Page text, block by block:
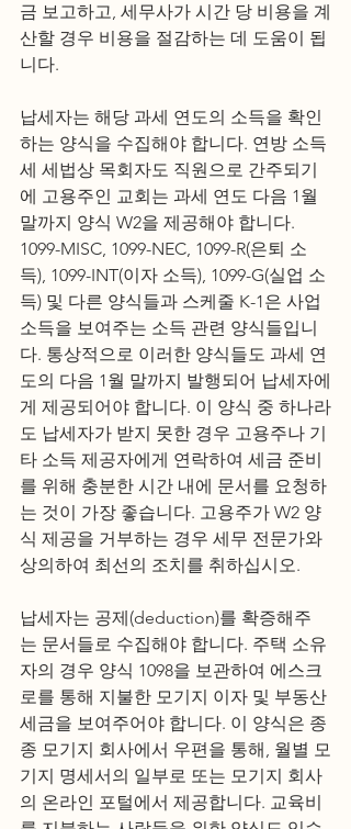
금 보고하고, 세무사가 시간 당 비용을 계
산할 경우 비용을 절감하는 데 도움이 됩
니다.
납세자는 해당 과세 연도의 소득을 확인
하는 양식을 수집해야 합니다. 연방 소득
세 세법상 목회자도 직원으로 간주되기
에 고용주인 교회는 과세 연도 다음 1월
말까지 양식 W2을 제공해야 합니다.
1099-MISC, 1099-NEC, 1099-R(은퇴 소
득), 1099-INT(이자 소득), 1099-G(실업 소
득) 및 다른 양식들과 스케줄 K-1은 사업
소득을 보여주는 소득 관련 양식들입니
다. 통상적으로 이러한 양식들도 과세 연
도의 다음 1월 말까지 발행되어 납세자에
게 제공되어야 합니다. 이 양식 중 하나라
도 납세자가 받지 못한 경우 고용주나 기
타 소득 제공자에게 연락하여 세금 준비
를 위해 충분한 시간 내에 문서를 요청하
는 것이 가장 좋습니다. 고용주가 W2 양
식 제공을 거부하는 경우 세무 전문가와
상의하여 최선의 조치를 취하십시오.
납세자는 공제(deduction)를 확증해주
는 문서들로 수집해야 합니다. 주택 소유
자의 경우 양식 1098을 보관하여 에스크
로를 통해 지불한 모기지 이자 및 부동산
세금을 보여주어야 합니다. 이 양식은 종
종 모기지 회사에서 우편을 통해, 월별 모
기지 명세서의 일부로 또는 모기지 회사
의 온라인 포털에서 제공합니다. 교육비